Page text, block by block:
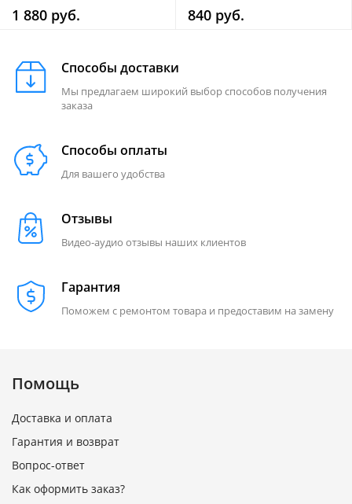
1 880 руб. 840 руб.
Способы доставки
Мы предлагаем широкий выбор способов получения
заказа
Способы оплаты
Для вашего удобства
Отзывы
Видео-аудио отзывы наших клиентов
Гарантия
Поможем с ремонтом товара и предоставим на замену
Помощь
Доставка и оплата
Гарантия и возврат
Вопрос-ответ
Как оформить заказ?